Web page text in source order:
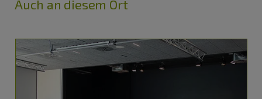
Auch an diesem Ort